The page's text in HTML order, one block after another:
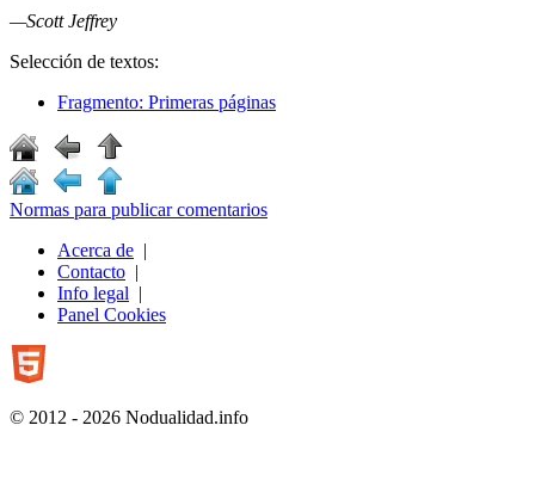
—Scott Jeffrey
Selección de textos:
Fragmento: Primeras páginas
Normas para publicar comentarios
Acerca de |
Contacto |
Info legal |
Panel Cookies
© 2012 - 2026 Nodualidad.info